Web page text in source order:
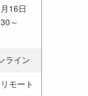
16日
～
ライン
モート